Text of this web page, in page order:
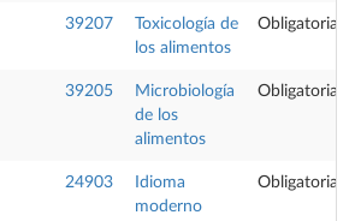
39207
Toxicología de
los alimentos
Obligatoria
39205
Microbiología
de los
alimentos
Obligatoria
24903
Idioma
moderno
Obligatoria